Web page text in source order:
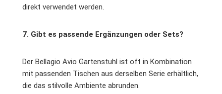
direkt verwendet werden.
7. Gibt es passende Ergänzungen oder Sets?
Der Bellagio Avio Gartenstuhl ist oft in Kombination
mit passenden Tischen aus derselben Serie erhältlich,
die das stilvolle Ambiente abrunden.